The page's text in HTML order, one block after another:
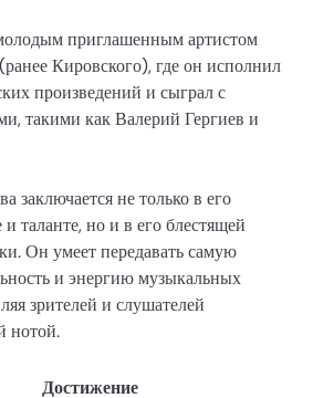
приглашенным артистом
Кировского), где он исполнил
произведений и сыграл с
такими как Валерий Гергиев и
заключается не только в его
таланте, но и в его блестящей
Он умеет передавать самую
и энергию музыкальных
зрителей и слушателей
нотой.
Достижение